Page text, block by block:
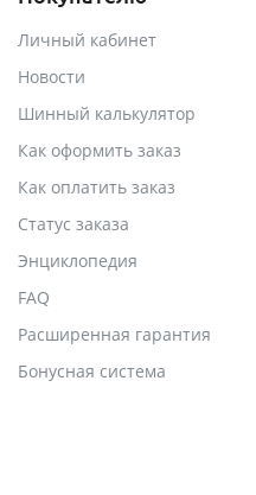
Личный кабинет
Новости
Шинный калькулятор
Как оформить заказ
Как оплатить заказ
Статус заказа
Энциклопедия
FAQ
Расширенная гарантия
Бонусная система